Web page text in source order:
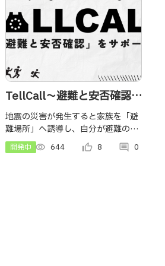
TellCall〜避難と安否確認サ
ービス〜
地震の災害が発生すると家族を「避
難場所」へ誘導し、自分が避難の最
中でも現在の状況を自動で把握して
くれるサービス
開発中 visibility 644 thumb_up_alt 8 comment 0